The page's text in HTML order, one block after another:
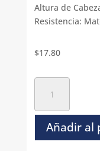
Altura de
Resistencia:
$17.80
Sinfin
#12
(3/4"
A
Añadir al